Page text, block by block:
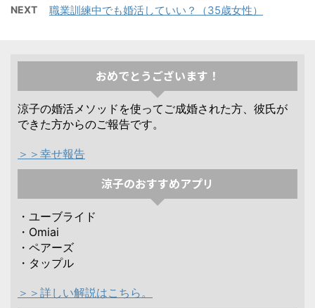
NEXT 職業訓練中でも婚活していい？（35歳女性）
おめでとうございます！
涼子の婚活メソッドを使ってご成婚された方、彼氏が
できた方からのご報告です。
＞＞幸せ報告
涼子のおすすめアプリ
・ユーブライド
・Omiai
・ペアーズ
・タップル
＞＞詳しい解説はこちら。